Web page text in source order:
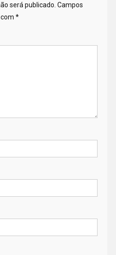
será publicado. Campos
*